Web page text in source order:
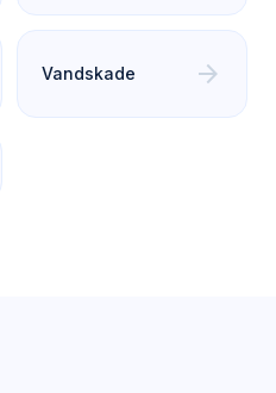
Vandskade arrow_forward